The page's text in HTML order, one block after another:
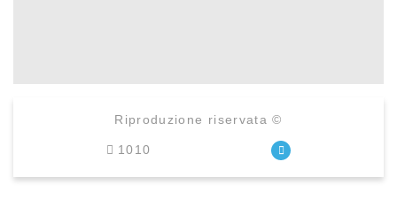
Riproduzione riservata ©
1010